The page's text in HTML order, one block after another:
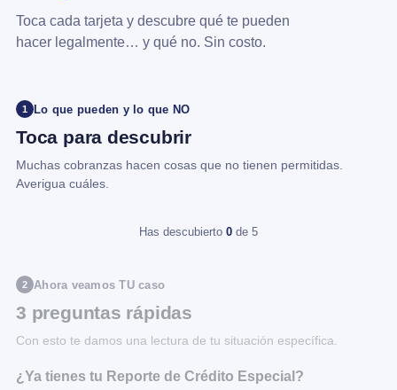
Toca cada tarjeta y descubre qué te pueden
hacer legalmente… y qué no. Sin costo.
1 Lo que pueden y lo que NO
Toca para descubrir
Muchas cobranzas hacen cosas que no tienen permitidas.
Averigua cuáles.
Has descubierto 0 de 5
2 Ahora veamos TU caso
3 preguntas rápidas
Con esto te damos una lectura de tu situación específica.
¿Ya tienes tu Reporte de Crédito Especial?